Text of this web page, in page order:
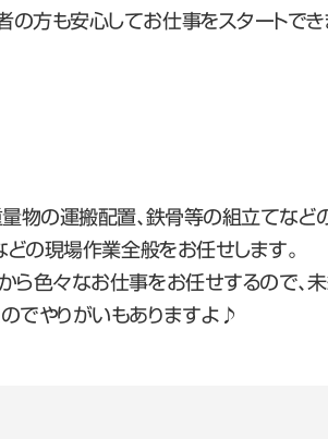
方も安心してお仕事をスタートでき
物の運搬配置、鉄骨等の組立てなど
どの現場作業全般をお任せします。
ら色々なお仕事をお任せするので、
でやりがいもありますよ♪